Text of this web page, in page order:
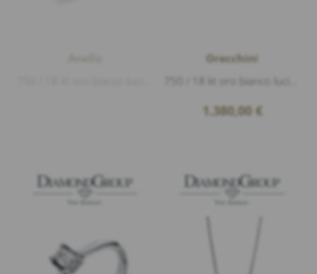
Orecchini
1.380,00 €